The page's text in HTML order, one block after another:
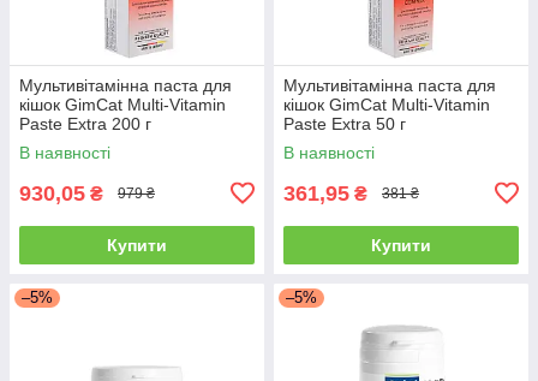
Мультивітамінна паста для
кішок GimCat Multi-Vitamin
Paste Extra 200 г
В наявності
930,05 ₴ 979 ₴
Купити
Мультивітамінна паста для
кішок GimCat Multi-Vitamin
Paste Extra 50 г
В наявності
361,95 ₴ 381 ₴
Купити
–5% –5%